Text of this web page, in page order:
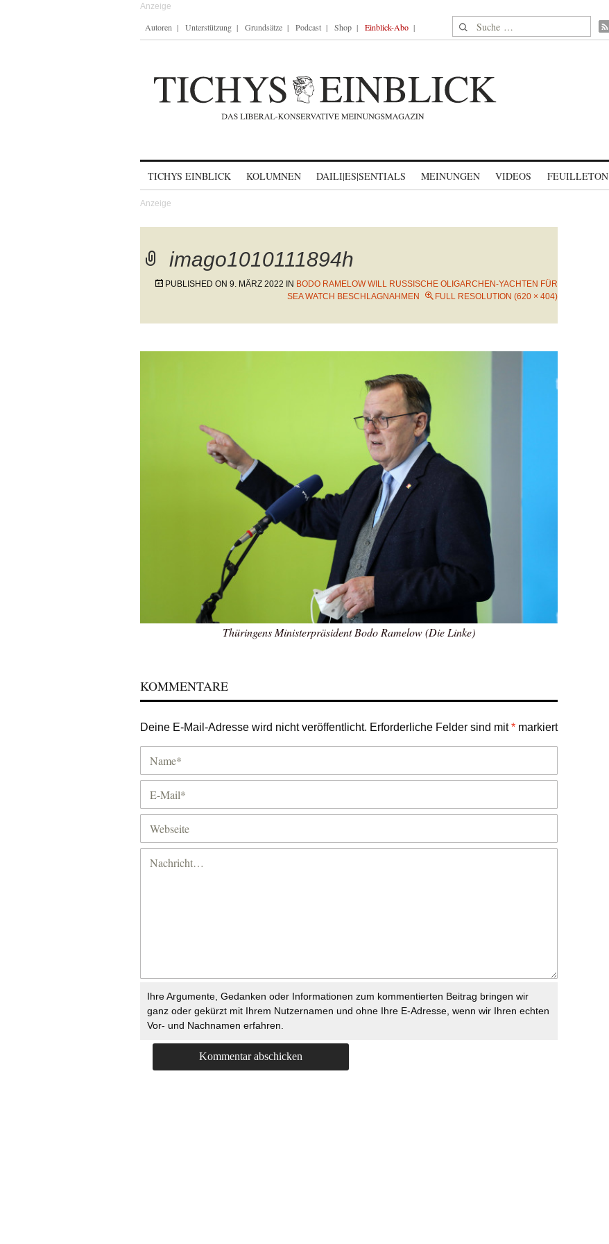
Autoren Unterstützung Grundsätze Podcast Shop Einblick-Abo Suche nach:
TICHYS EINBLICK KOLUMNEN DAILI|ES|SENTIALS MEINUNGEN VIDEOS FEUILLETON
imago1010111894h
PUBLISHED ON 9. MÄRZ 2022 IN BODO RAMELOW WILL RUSSISCHE OLIGARCHEN-YACHTEN FÜR
SEA WATCH BESCHLAGNAHMEN
FULL RESOLUTION (620 × 404)
Thüringens Ministerpräsident Bodo Ramelow (Die Linke)
KOMMENTARE
Deine E-Mail-Adresse wird nicht veröffentlicht. Erforderliche Felder sind mit* markiert
Ihre Argumente, Gedanken oder Informationen zum kommentierten Beitrag bringen wir
ganz oder gekürzt mit Ihrem Nutzernamen und ohne Ihre E-Adresse, wenn wir Ihren echten
Vor- und Nachnamen erfahren.